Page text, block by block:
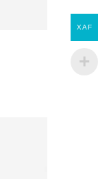
XAF